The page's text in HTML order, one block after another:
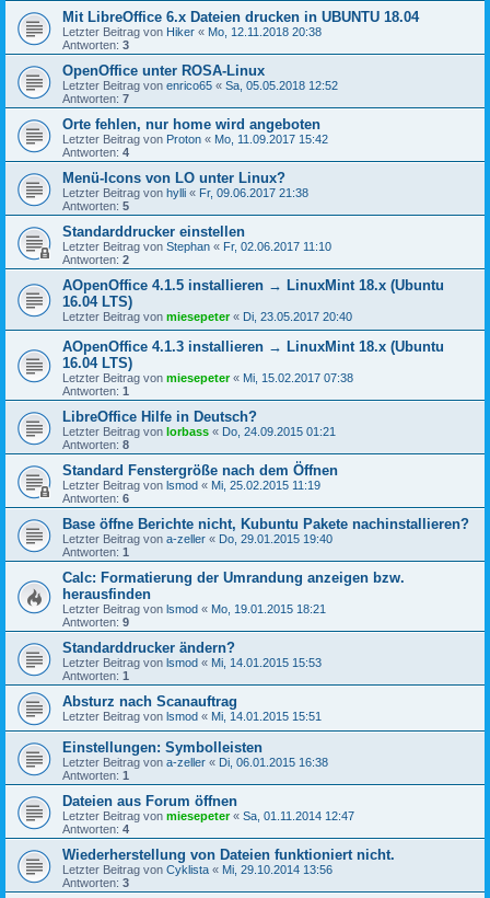
Mit LibreOffice 6.x Dateien drucken in UBUNTU 18.04
Letzter Beitrag von Hiker « Mo, 12.11.2018 20:38
Antworten: 3
OpenOffice unter ROSA-Linux
Letzter Beitrag von enrico65 « Sa, 05.05.2018 12:52
Antworten: 7
Orte fehlen, nur home wird angeboten
Letzter Beitrag von Proton « Mo, 11.09.2017 15:42
Antworten: 4
Menü-Icons von LO unter Linux?
Letzter Beitrag von hylli « Fr, 09.06.2017 21:38
Antworten: 5
Standarddrucker einstellen
Letzter Beitrag von Stephan « Fr, 02.06.2017 11:10
Antworten: 2
AOpenOffice 4.1.5 installieren → LinuxMint 18.x (Ubuntu
16.04 LTS)
Letzter Beitrag von miesepeter« Di, 23.05.2017 20:40
AOpenOffice 4.1.3 installieren → LinuxMint 18.x (Ubuntu
16.04 LTS)
Letzter Beitrag von miesepeter« Mi, 15.02.2017 07:38
Antworten: 1
LibreOffice Hilfe in Deutsch?
Letzter Beitrag von lorbass « Do, 24.09.2015 01:21
Antworten: 8
Standard Fenstergröße nach dem Öffnen
Letzter Beitrag von lsmod « Mi, 25.02.2015 11:19
Antworten: 6
Base öffne Berichte nicht, Kubuntu Pakete nachinstallieren?
Letzter Beitrag von a-zeller « Do, 29.01.2015 19:40
Antworten: 1
Calc: Formatierung der Umrandung anzeigen bzw.
herausfinden
Letzter Beitrag von lsmod « Mo, 19.01.2015 18:21
Antworten: 9
Standarddrucker ändern?
Letzter Beitrag von lsmod « Mi, 14.01.2015 15:53
Antworten: 1
Absturz nach Scanauftrag
Letzter Beitrag von lsmod « Mi, 14.01.2015 15:51
Einstellungen: Symbolleisten
Letzter Beitrag von a-zeller « Di, 06.01.2015 16:38
Antworten: 1
Dateien aus Forum öffnen
Letzter Beitrag von miesepeter« Sa, 01.11.2014 12:47
Antworten: 4
Wiederherstellung von Dateien funktioniert nicht.
Letzter Beitrag von Cyklista « Mi, 29.10.2014 13:56
Antworten: 3